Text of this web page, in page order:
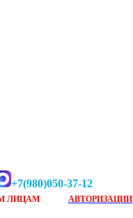
+7(980)050-37-12
ЛИЦАМ АВТОРИЗАЦИИ